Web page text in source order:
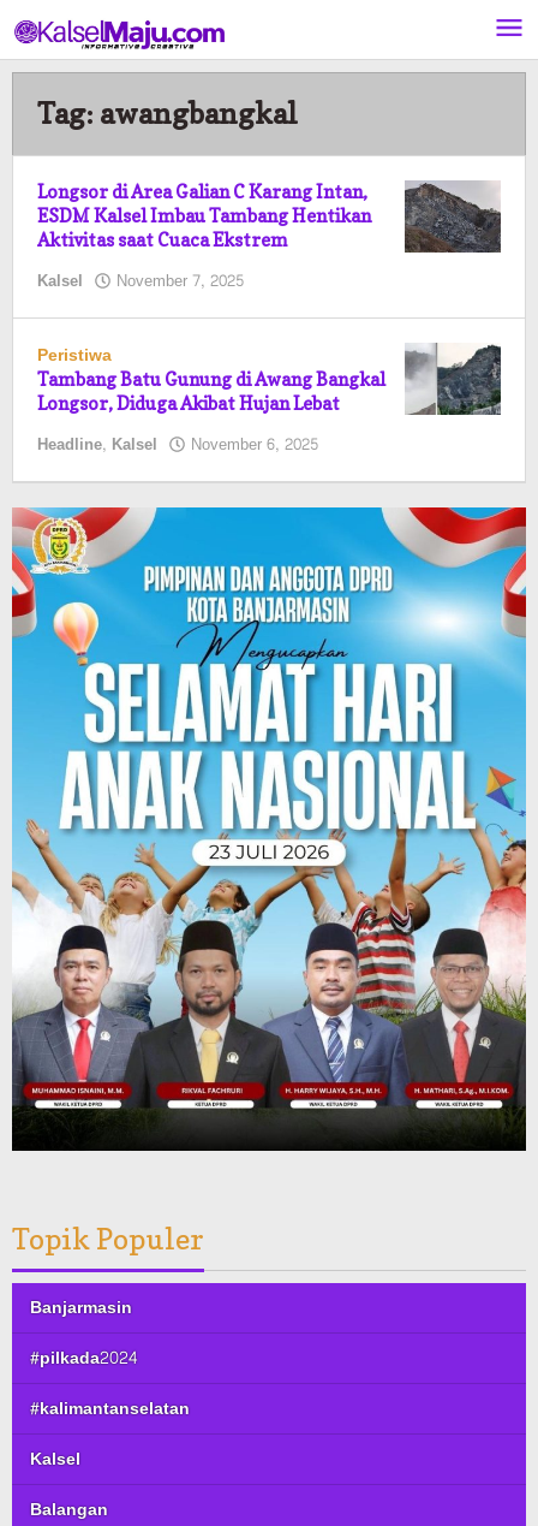
ke
konten
Tag: awangbangkal
Longsor di Area Galian C Karang Intan,
ESDM Kalsel Imbau Tambang Hentikan
Aktivitas saat Cuaca Ekstrem
Kalsel November 7, 2025
Peristiwa
Tambang Batu Gunung di Awang Bangkal
Longsor, Diduga Akibat Hujan Lebat
Headline, Kalsel November 6, 2025
Topik Populer
Banjarmasin
#pilkada2024
#kalimantanselatan
Kalsel
Balangan